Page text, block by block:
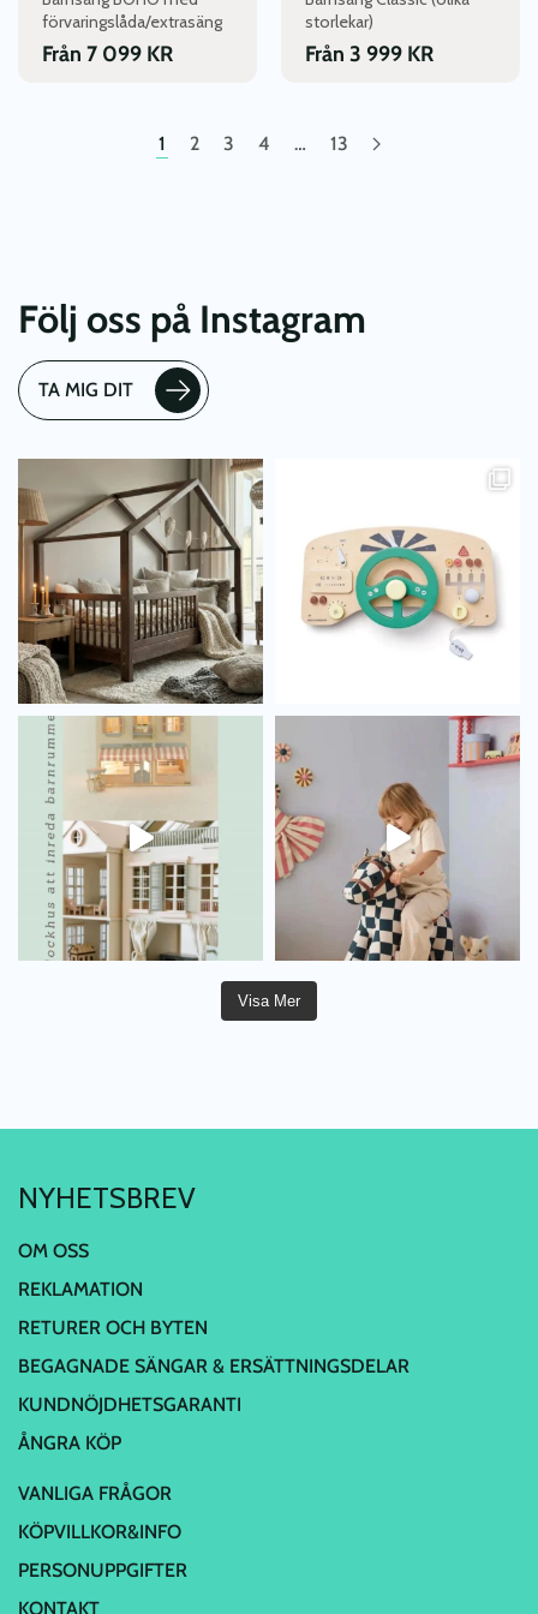
förvaringslåda/extrasäng
Från 7 099 KR
produktsidan
storlekar)
Från 3 999 KR
produktsidan
1 2 3 4 … 13
Följ oss på Instagram
TA MIG DIT
Visa Mer
NYHETSBREV
OM OSS
REKLAMATION
RETURER OCH BYTEN
BEGAGNADE SÄNGAR & ERSÄTTNINGSDELAR
KUNDNÖJDHETSGARANTI
ÅNGRA KÖP
VANLIGA FRÅGOR
KÖPVILLKOR&INFO
PERSONUPPGIFTER
KONTAKT